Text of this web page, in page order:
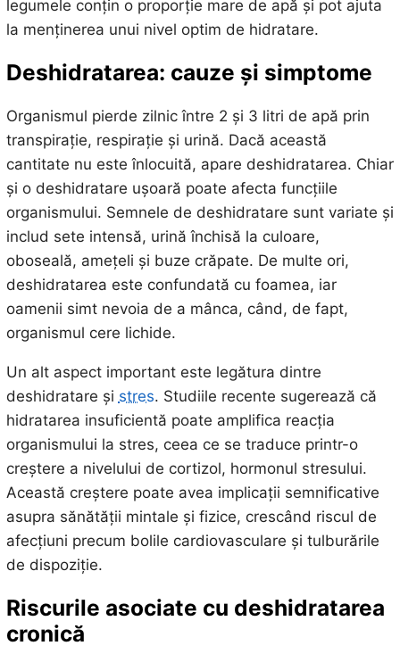
legumele conțin o proporție mare de apă și pot ajuta
la menținerea unui nivel optim de hidratare.
Deshidratarea: cauze și simptome
Organismul pierde zilnic între 2 și 3 litri de apă prin
transpirație, respirație și urină. Dacă această
cantitate nu este înlocuită, apare deshidratarea. Chiar
și o deshidratare ușoară poate afecta funcțiile
organismului. Semnele de deshidratare sunt variate și
includ sete intensă, urină închisă la culoare,
oboseală, amețeli și buze crăpate. De multe ori,
deshidratarea este confundată cu foamea, iar
oamenii simt nevoia de a mânca, când, de fapt,
organismul cere lichide.
Un alt aspect important este legătura dintre
deshidratare și stres. Studiile recente sugerează că
hidratarea insuficientă poate amplifica reacția
organismului la stres, ceea ce se traduce printr-o
creștere a nivelului de cortizol, hormonul stresului.
Această creștere poate avea implicații semnificative
asupra sănătății mintale și fizice, crescând riscul de
afecțiuni precum bolile cardiovasculare și tulburările
de dispoziție.
Riscurile asociate cu deshidratarea
cronică